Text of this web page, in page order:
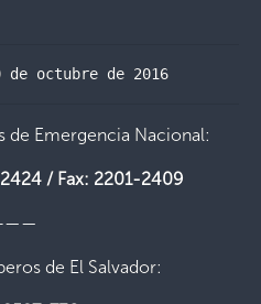
de octubre de 2016
de Emergencia Nacional:
/ Fax: 2201-2409
de El Salvador: